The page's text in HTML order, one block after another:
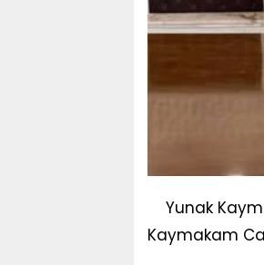
Yunak
Kaymakam